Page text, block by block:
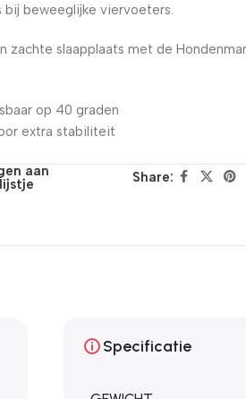
beweeglijke viervoeters.
zachte slaapplaats met de
op 40 graden
extra stabiliteit
aan
Share:
Specificatie